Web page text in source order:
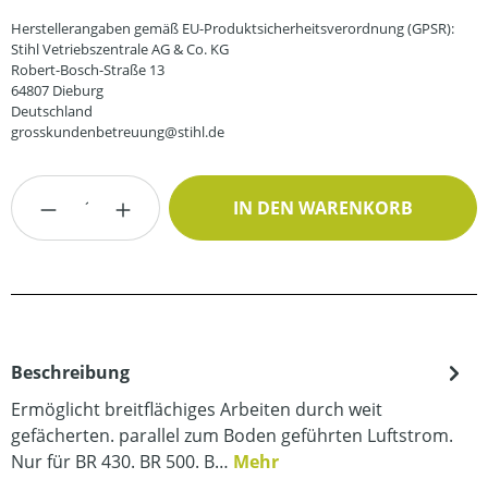
Herstellerangaben gemäß EU-Produktsicherheitsverordnung (GPSR):
Stihl Vetriebszentrale AG & Co. KG
Robert-Bosch-Straße 13
64807 Dieburg
Deutschland
grosskundenbetreuung@stihl.de
Produkt Anzahl: Gib den gewünschten
IN DEN WARENKORB
Beschreibung
Ermöglicht breitflächiges Arbeiten durch weit
gefächerten. parallel zum Boden geführten Luftstrom.
Nur für BR 430. BR 500. B… Mehr